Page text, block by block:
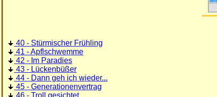
40 - Stürmischer Frühling
41 - Apflschwemme
42 - Im Paradies
43 - Lückenbüßer
44 - Dann geh ich wieder...
45 - Generationenvertrag